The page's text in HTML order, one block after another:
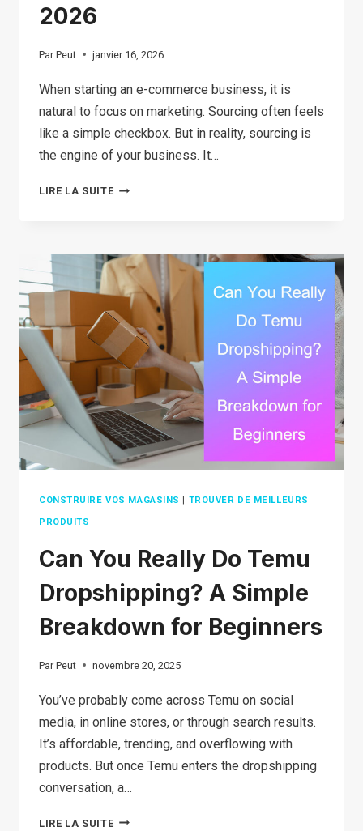
2026
Par Peut janvier 16, 2026
When starting an e-commerce business, it is
natural to focus on marketing. Sourcing often feels
like a simple checkbox. But in reality, sourcing is
the engine of your business. It…
LIRE LA SUITETHE
STRATEGY
GUIDE
FOR
E-
COMMERCE
SELLERS
IN
2026
CONSTRUIRE VOS MAGASINS | TROUVER DE MEILLEURS
PRODUITS
Can You Really Do Temu
Dropshipping? A Simple
Breakdown for Beginners
Par Peut novembre 20, 2025
You’ve probably come across Temu on social
media, in online stores, or through search results.
It’s affordable, trending, and overflowing with
products. But once Temu enters the dropshipping
conversation, a…
LIRE LA SUITECAN